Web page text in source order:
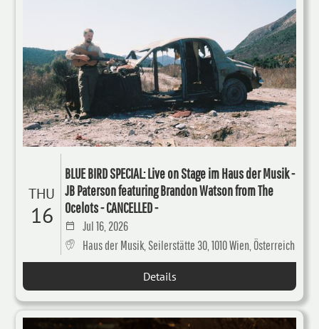
THU
16
BLUE BIRD SPECIAL: Live on Stage im Haus der Musik -
JB Paterson featuring Brandon Watson from The
Ocelots - CANCELLED -
Jul 16, 2026
Haus der Musik, Seilerstätte 30, 1010 Wien, Österreich
Details